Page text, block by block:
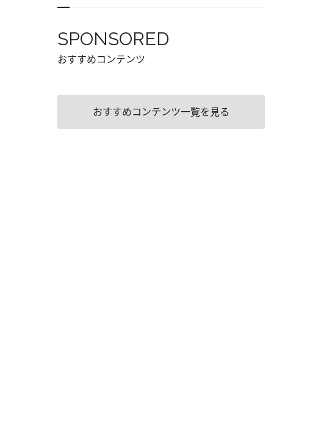
SPONSORED
おすすめコンテンツ
おすすめコンテンツ一覧を見る